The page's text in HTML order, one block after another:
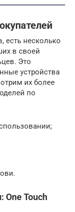
несколько
в своей
Это
устройства
их более
по
One Touch